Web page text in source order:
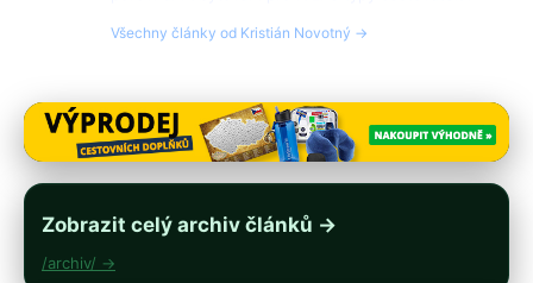
Všechny články od Kristián Novotný →
Zobrazit celý archiv článků →
/archiv/ →